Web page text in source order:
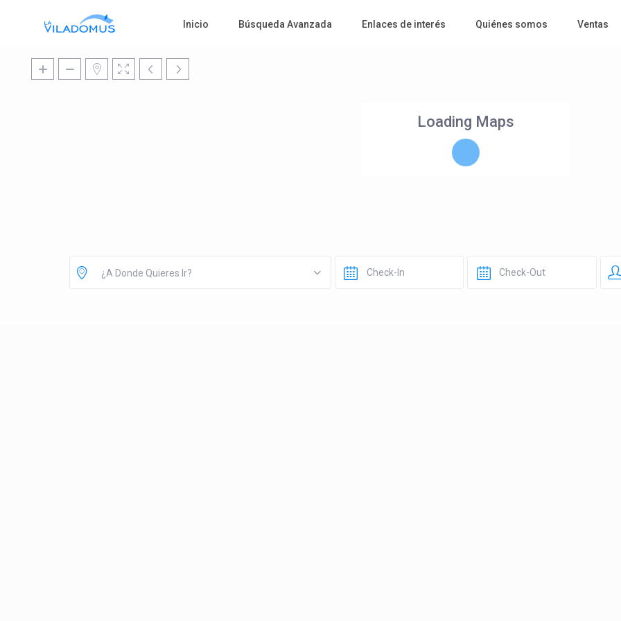
Inicio Búsqueda Avanzada Enlaces de interés Quiénes somos Ventas
Loading Maps
¿A Donde Quieres Ir?